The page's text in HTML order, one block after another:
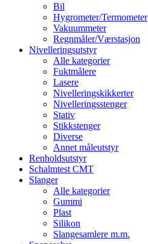
Bil
Hygrometer/Termometer
Vakuummeter
Regnmåler/Værstasjon
Nivelleringsutstyr
Alle kategorier
Fuktmålere
Lasere
Nivelleringskikkerter
Nivelleringsstenger
Stativ
Stikkstenger
Diverse
Annet måleutstyr
Renholdsutstyr
Schalmtest CMT
Slanger
Alle kategorier
Gummi
Plast
Silikon
Slangesamlere m.m.